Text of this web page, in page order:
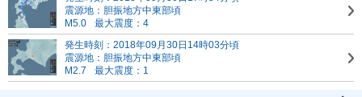
震源地：胆振地方中東部頃
M5.0
最大震度：4
発生時刻：2018年09月30日14時03分頃
震源地：胆振地方中東部頃
M2.7
最大震度：1